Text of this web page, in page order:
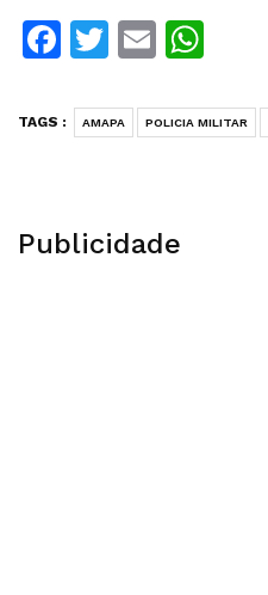
Facebook
Twitter
Email
TAGS : AMAPA POLICIA MILITAR
Publicidade